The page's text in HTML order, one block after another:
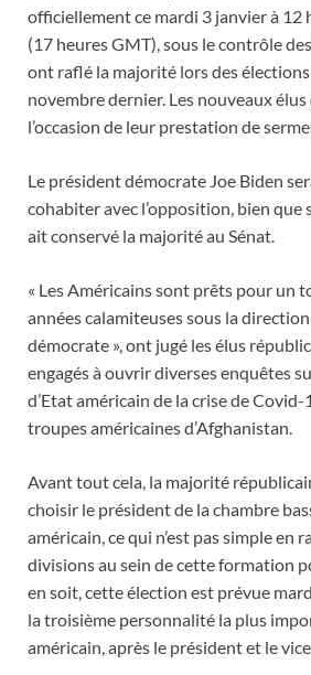
officiellement ce mardi 3 janvier à 12
(17 heures GMT), sous le contrôle
ont raflé la majorité lors des
novembre dernier. Les nouveaux
l’occasion de leur prestation de
Le président démocrate Joe Biden
cohabiter avec l’opposition, bien
ait conservé la majorité au Sénat.
« Les Américains sont prêts pour un
années calamiteuses sous la
démocrate », ont jugé les élus
engagés à ouvrir diverses enquêtes
d’Etat américain de la crise de
troupes américaines d’Afghanistan.
Avant tout cela, la majorité
choisir le président de la chambre
américain, ce qui n’est pas simple en
divisions au sein de cette formation
en soit, cette élection est prévue
la troisième personnalité la plus
américain, après le président et le